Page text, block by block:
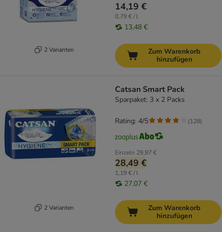
2 Varianten
14,19 €
0,79 € / l
13,48 €
Zum Warenkorb
hinzufügen
2 Varianten
Catsan Smart Pack
Sparpaket: 3 x 2 Packs
Einzeln 29,97 €
28,49 €
1,19 € / l
27,07 €
Rating: 4/5 (128)
Zum Warenkorb
hinzufügen